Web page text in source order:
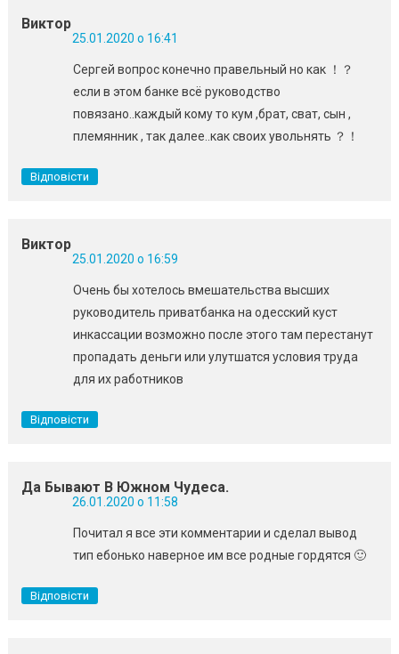
Виктор
25.01.2020 о 16:41
Сергей вопрос конечно правельный но как ！？
если в этом банке всё руководство
повязано..каждый кому то кум ,брат, сват, сын ,
племянник , так далее..как своих увольнять ？！
Відповісти
Виктор
25.01.2020 о 16:59
Очень бы хотелось вмешательства высших
руководитель приватбанка на одесский куст
инкассации возможно после этого там перестанут
пропадать деньги или улутшатся условия труда
для их работников
Відповісти
Да Бывают В Южном Чудеса.
26.01.2020 о 11:58
Почитал я все эти комментарии и сделал вывод
тип ебонько наверное им все родные гордятся 🙂
Відповісти